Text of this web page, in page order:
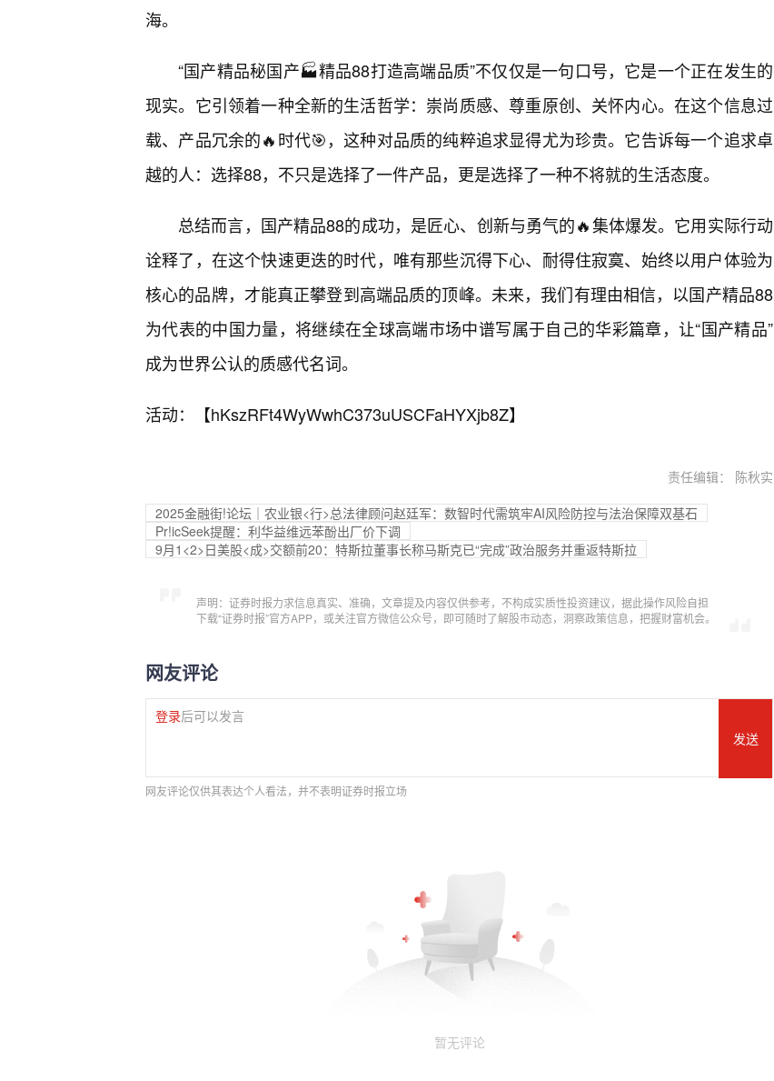
海。
“国产精品秘国产🏭精品88打造高端品质”不仅仅是一句口号，它是一个正在发生的
现实。它引领着一种全新的生活哲学：崇尚质感、尊重原创、关怀内心。在这个信息过
载、产品冗余的🔥时代🎯，这种对品质的纯粹追求显得尤为珍贵。它告诉每一个追求卓
越的人：选择88，不只是选择了一件产品，更是选择了一种不将就的生活态度。
总结而言，国产精品88的成功，是匠心、创新与勇气的🔥集体爆发。它用实际行动
诠释了，在这个快速更迭的时代，唯有那些沉得下心、耐得住寂寞、始终以用户体验为
核心的品牌，才能真正攀登到高端品质的顶峰。未来，我们有理由相信，以国产精品88
为代表的中国力量，将继续在全球高端市场中谱写属于自己的华彩篇章，让“国产精品”
成为世界公认的质感代名词。
活动：【hKszRFt4WyWwhC373uUSCFaHYXjb8Z】
责任编辑： 陈秋实
2025金融街!论坛｜农业银<行>总法律顾问赵廷军：数智时代需筑牢AI风险防控与法治保障双基石
Pr!icSeek提醒：利华益维远苯酚出厂价下调
9月1<2>日美股<成>交额前20：特斯拉董事长称马斯克已“完成”政治服务并重返特斯拉
声明：证券时报力求信息真实、准确，文章提及内容仅供参考，不构成实质性投资建议，据此操作风险自担
下载“证券时报”官方APP，或关注官方微信公众号，即可随时了解股市动态，洞察政策信息，把握财富机会。
网友评论
登录后可以发言
发送
网友评论仅供其表达个人看法，并不表明证券时报立场
暂无评论